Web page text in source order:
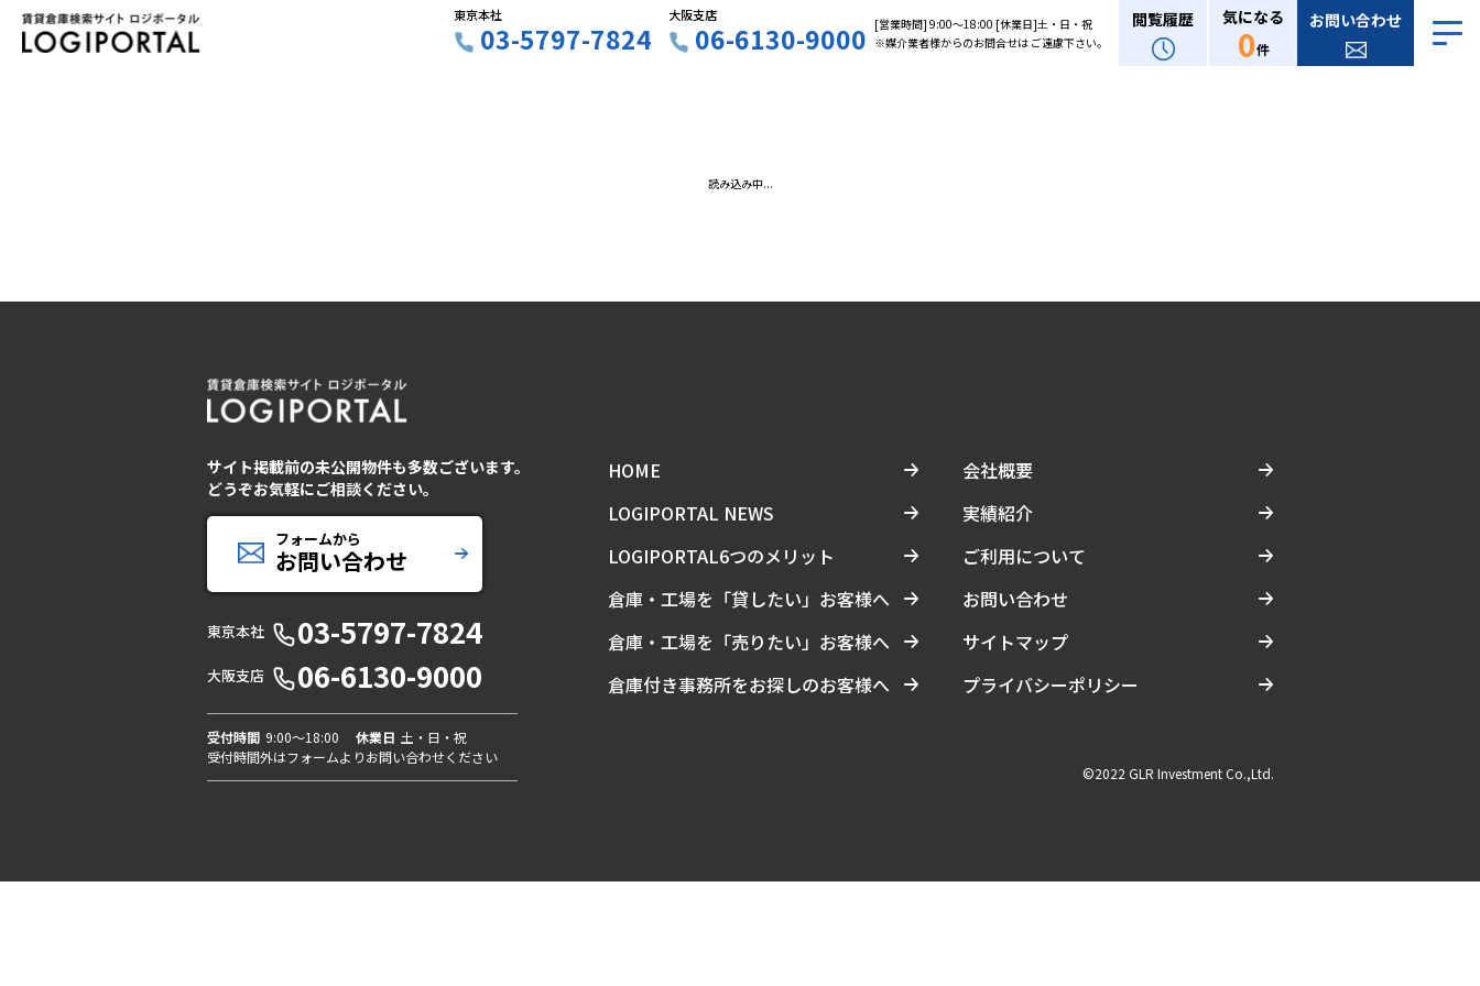
東京本社
03-5797-7824
大阪支店
06-6130-9000 [営業時間] 9:00〜18:00 [休業日]土・日・祝
※媒介業者様からのお問合せは ご遠慮下さい。
閲覧履歴 気になる
0件
お問い合わせ
読み込み中...
サイト掲載前の未公開物件も多数ございます。
どうぞお気軽にご相談ください。
フォームから
お問い合わせ
東京本社 03-5797-7824
大阪支店 06-6130-9000
受付時間 9:00〜18:00 休業日 土・日・祝
受付時間外はフォームよりお問い合わせください
HOME
LOGIPORTAL NEWS
LOGIPORTAL6つのメリット
倉庫・工場を「貸したい」お客様へ
倉庫・工場を「売りたい」お客様へ
倉庫付き事務所をお探しのお客様へ
会社概要
実績紹介
ご利用について
お問い合わせ
サイトマップ
プライバシーポリシー
©2022 GLR Investment Co.,Ltd.